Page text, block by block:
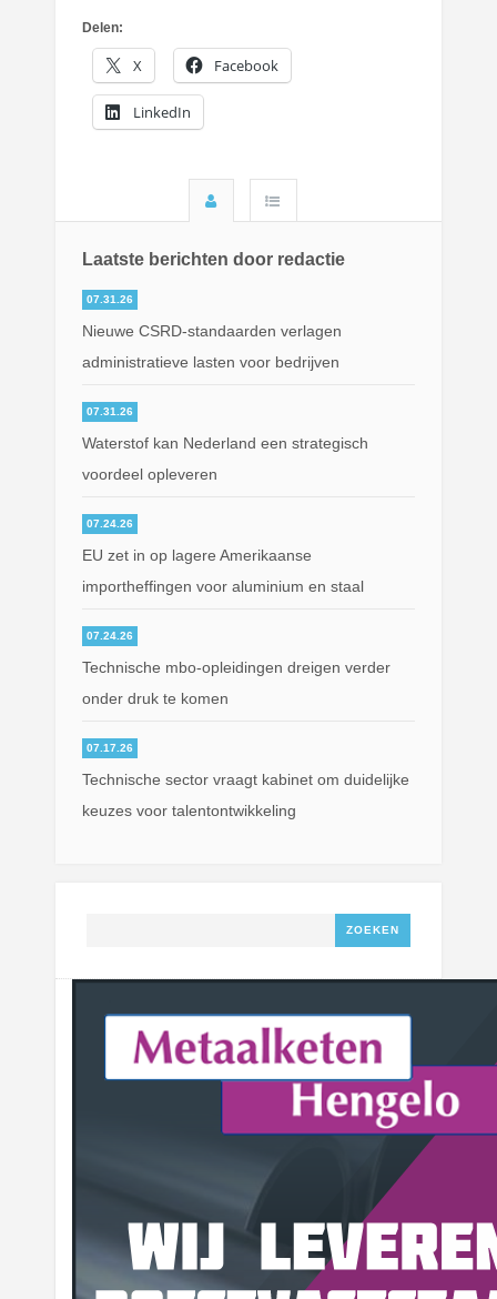
Delen:
X Facebook
LinkedIn
Laatste berichten door redactie
07.31.26
Nieuwe CSRD-standaarden verlagen
administratieve lasten voor bedrijven
07.31.26
Waterstof kan Nederland een strategisch
voordeel opleveren
07.24.26
EU zet in op lagere Amerikaanse
importheffingen voor aluminium en staal
07.24.26
Technische mbo-opleidingen dreigen verder
onder druk te komen
07.17.26
Technische sector vraagt kabinet om duidelijke
keuzes voor talentontwikkeling